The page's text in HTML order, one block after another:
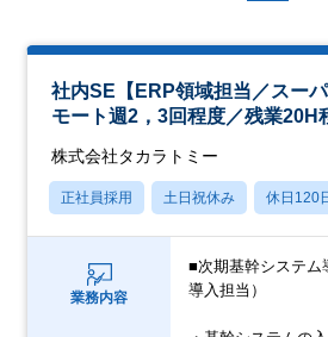
社内SE【ERP領域担当／スー
モート週2，3回程度／残業20H
株式会社タカラトミー
正社員採用 土日祝休み 休日120
業務内容
■次期基幹システム
導入担当）